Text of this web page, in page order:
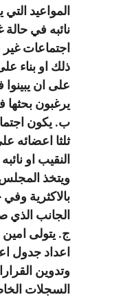
المواعيد
نائبه في
اجتماعات
ذلك او بناء
على ان
يرغبون بحثها
ب. يكون
ثلثا اعضائه
النقيب او
ويتخذ المجلس
بالاكثرية
الجانب
ج. يتولى
اعداد جدول
وتدوين
السجلات